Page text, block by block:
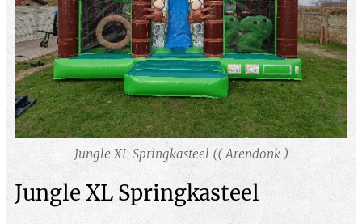
Jungle XL Springkasteel (( Arendonk )
Jungle XL Springkasteel